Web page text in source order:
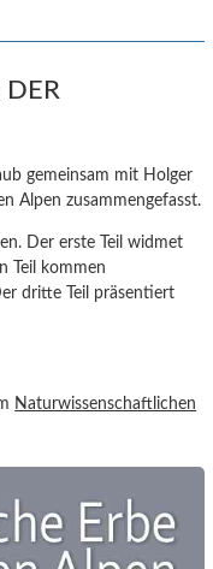
DER
gemeinsam mit Holger
Alpen zusammengefasst.
Der erste Teil widmet
Teil kommen
dritte Teil präsentiert
Naturwissenschaftlichen